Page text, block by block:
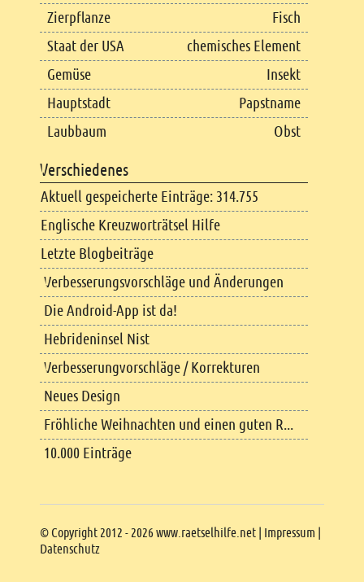
Copyright
© Copyright 2012 - 2026 www.raetselhilfe.net | Impressum |
Datenschutz
Zierpflanze
Fisch
Staat der USA
chemisches Element
Gemüse
Insekt
Hauptstadt
Papstname
Laubbaum
Obst
Verschiedenes
Aktuell gespeicherte Einträge: 314.755
Englische Kreuzworträtsel Hilfe
Letzte Blogbeiträge
Verbesserungsvorschläge und Änderungen
Die Android-App ist da!
Hebrideninsel Nist
Verbesserungvorschläge / Korrekturen
Neues Design
Fröhliche Weihnachten und einen guten R...
10.000 Einträge